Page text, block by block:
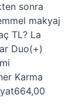
sonra
makyaj
TL? La
Duo(+)
Karma